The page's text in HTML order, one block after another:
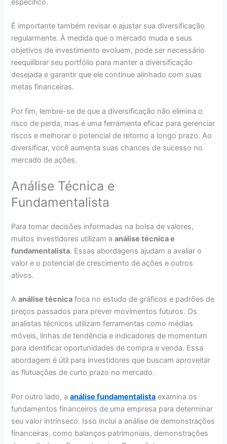
específico.
É importante também revisar e ajustar sua diversificação
regularmente. À medida que o mercado muda e seus
objetivos de investimento evoluem, pode ser necessário
reequilibrar seu portfólio para manter a diversificação
desejada e garantir que ele continue alinhado com suas
metas financeiras.
Por fim, lembre-se de que a diversificação não elimina o
risco de perda, mas é uma ferramenta eficaz para gerenciar
riscos e melhorar o potencial de retorno a longo prazo. Ao
diversificar, você aumenta suas chances de sucesso no
mercado de ações.
Análise Técnica e
Fundamentalista
Para tomar decisões informadas na bolsa de valores,
muitos investidores utilizam aanálise técnica e
fundamentalista. Essas abordagens ajudam a avaliar o
valor e o potencial de crescimento de ações e outros
ativos.
Aanálise técnica foca no estudo de gráficos e padrões de
preços passados para prever movimentos futuros. Os
analistas técnicos utilizam ferramentas como médias
móveis, linhas de tendência e indicadores de momentum
para identificar oportunidades de compra e venda. Essa
abordagem é útil para investidores que buscam aproveitar
as flutuações de curto prazo no mercado.
Por outro lado, aanálise fundamentalista examina os
fundamentos financeiros de uma empresa para determinar
seu valor intrínseco. Isso inclui a análise de demonstrações
financeiras, como balanços patrimoniais, demonstrações